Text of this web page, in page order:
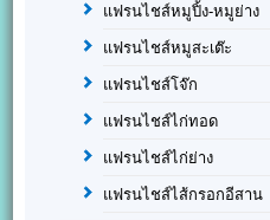
แฟรนไชส์หมูปิ้ง-หมูย่าง
แฟรนไชส์หมูสะเต๊ะ
แฟรนไชส์โจ๊ก
แฟรนไชส์ไก่ทอด
แฟรนไชส์ไก่ย่าง
แฟรนไชส์ไส้กรอกอีสาน